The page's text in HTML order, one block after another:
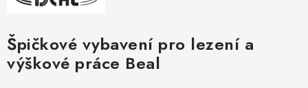
LEDVINKY
PENĚŽENKY
Špičkové vybavení pro lezení a
výškové práce Beal